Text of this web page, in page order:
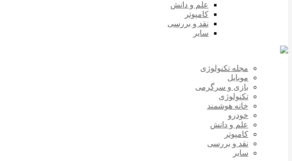
علم و دانش
کامپوتر
نقد و بررسی
سایر
مجله تکنولوژی
موبایل
بازی و سرگرمی
تکنولوژی
خانه هوشمند
خودرو
علم و دانش
کامپوتر
نقد و بررسی
سایر